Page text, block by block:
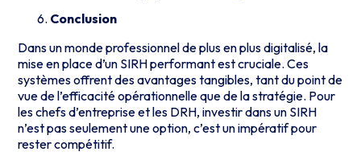
Conclusion
Dans un monde professionnel de plus en plus digitalisé, la
mise en place d’un SIRH performant est cruciale. Ces
systèmes offrent des avantages tangibles, tant du point de
vue de l’efficacité opérationnelle que de la stratégie. Pour
les chefs d’entreprise et les DRH, investir dans un SIRH
n’est pas seulement une option, c’est un impératif pour
rester compétitif.